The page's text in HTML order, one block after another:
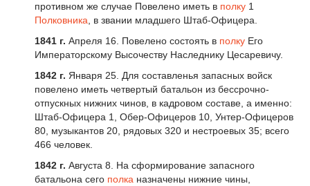
противном же случае Повелено иметь в полку 1
Полковника, в звании младшего Штаб-Офицера.
1841 г. Апреля 16. Повелено состоять в полку Его
Императорскому Высочеству Наследнику Цесаревичу.
1842 г. Января 25. Для составленья запасных войск
повелено иметь четвертый батальон из бессрочно-
отпускных нижних чинов, в кадровом составе, а именно:
Штаб-Офицера 1, Обер-Офицеров 10, Унтер-Офицеров
80, музыкантов 20, рядовых 320 и нестроевых 35; всего
466 человек.
1842 г. Августа 8. На сформирование запасного
батальона сего полка назначены нижние чины,